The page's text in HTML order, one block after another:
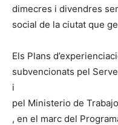
dimecres i divendres
social de la ciutat que
Els Plans d’
subvencionats pel
i
pel Ministerio de Trabajo
, en el marc del